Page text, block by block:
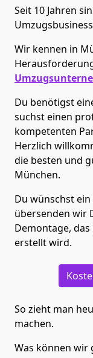
Seit 10 Jahren
Wir kennen in
Du benötigst
suchst einen
kompetenten
Herzlich
die besten und
München.
Du wünschst
übersenden wir
Demontage,
erstellt wird.
So zieht man
machen.
Was können wir